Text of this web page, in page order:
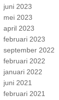
juni 2023
mei 2023
april 2023
februari 2023
september 2022
februari 2022
januari 2022
juni 2021
februari 2021